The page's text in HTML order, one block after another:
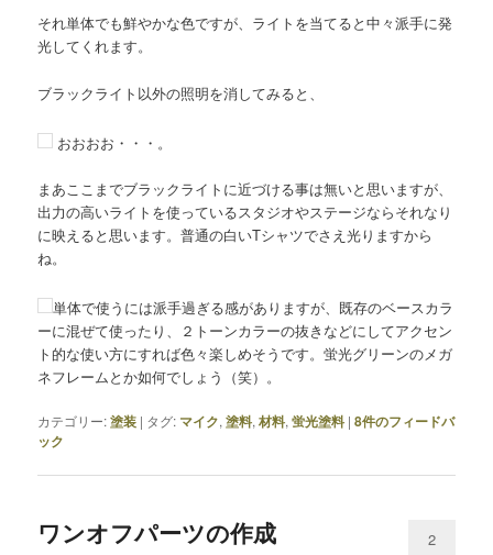
それ単体でも鮮やかな色ですが、ライトを当てると中々派手に発
光してくれます。
ブラックライト以外の照明を消してみると、
おおおお・・・。
まあここまでブラックライトに近づける事は無いと思いますが、
出力の高いライトを使っているスタジオやステージならそれなり
に映えると思います。普通の白いTシャツでさえ光りますから
ね。
単体で使うには派手過ぎる感がありますが、既存のベースカラ
ーに混ぜて使ったり、２トーンカラーの抜きなどにしてアクセン
ト的な使い方にすれば色々楽しめそうです。蛍光グリーンのメガ
ネフレームとか如何でしょう（笑）。
カテゴリー:塗装 | タグ: マイク,塗料,材料,蛍光塗料 |8件のフィードバ
ック
ワンオフパーツの作成 2